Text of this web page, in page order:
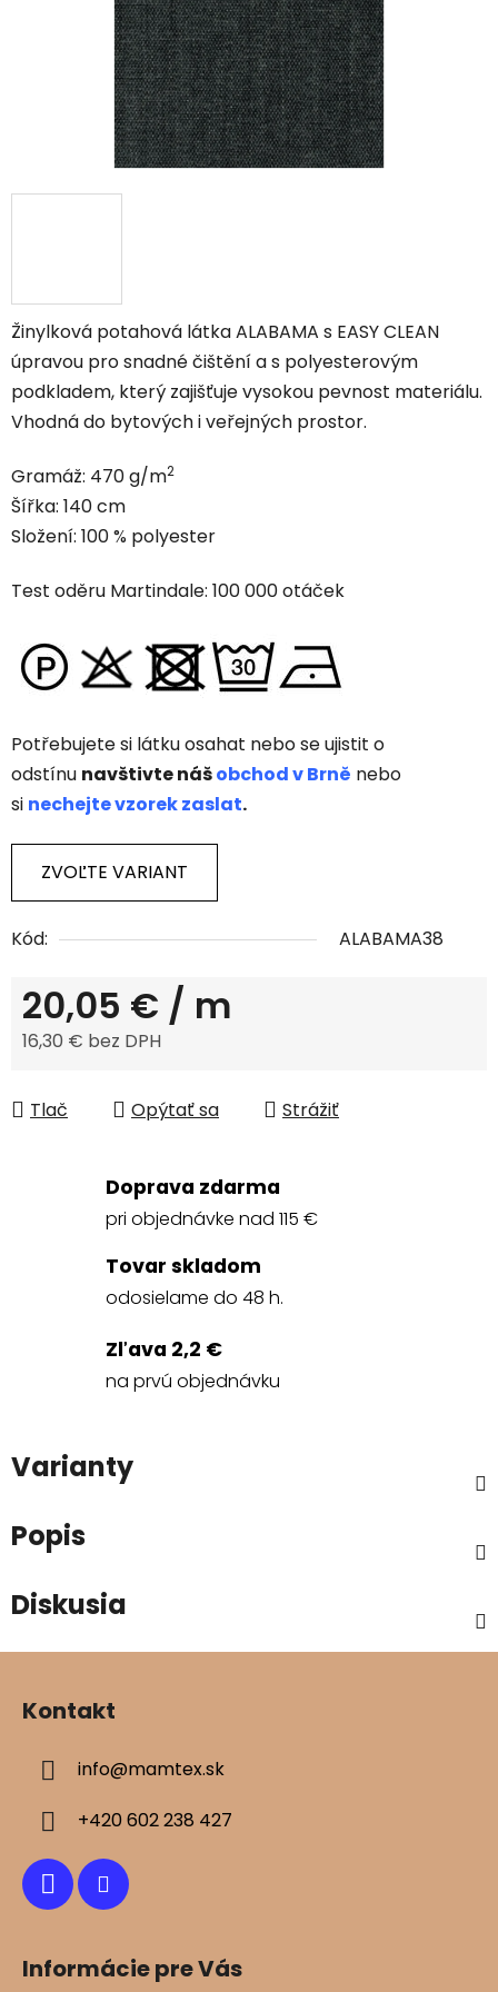
Žinylková potahová látka ALABAMA s EASY CLEAN
úpravou pro snadné čištění a s polyesterovým
podkladem, který zajišťuje vysokou pevnost materiálu.
Vhodná do bytových i veřejných prostor.
Gramáž: 470 g/m2
Šířka: 140 cm
Složení: 100 % polyester
Test oděru Martindale: 100 000 otáček
Potřebujete si látku osahat nebo se ujistit o
odstínu navštivte nášobchod v Brně nebo
si nechejte vzorek zaslat.
ZVOĽTE VARIANT
Kód: ALABAMA38
20,05 € / m
16,30 € bez DPH
Tlač
Opýtať sa Strážiť
Doprava zdarma
pri objednávke nad 115 €
Tovar skladom
odosielame do 48 h.
Zľava 2,2 €
na prvú objednávku
Varianty
Popis
Diskusia
Z
Kontakt
info@mamtex.sk
+420 602 238 427
Informácie pre Vás